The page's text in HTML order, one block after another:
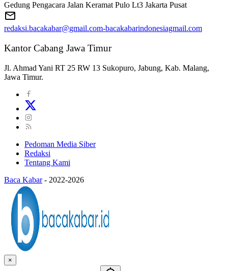
Gedung Pengacara Jalan Keramat Pulo Lt3 Jakarta Pusat
redaksi.bacakabar@gmail.com-bacakabarindonesiagmail.com
Kantor Cabang Jawa Timur
Jl. Ahmad Yani RT 25 RW 13 Sukopuro, Jabung, Kab. Malang,
Jawa Timur.
Pedoman Media Siber
Redaksi
Tentang Kami
Baca Kabar - 2022-2026
×